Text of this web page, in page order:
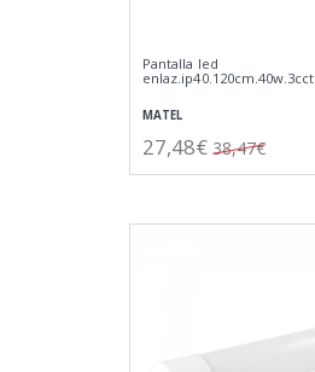
Pantalla led
enlaz.ip40.120cm.40w.3cct
MATEL
27,48€ 38,47€